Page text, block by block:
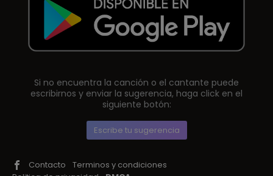
Si no encuentra la canción o el cantante puede
escribirnos y enviar la sugerencia, haga click en el
siguiente botón:
Escribe tu sugerencia
Contacto
Terminos y condiciones